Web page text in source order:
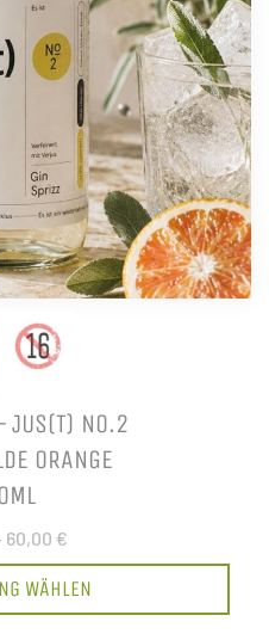
JUS(T) NO.2
ORANGE
60,00 €
WÄHLEN